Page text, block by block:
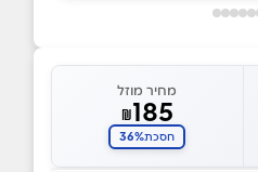
מחיר מוזל
₪185
חסכת36%